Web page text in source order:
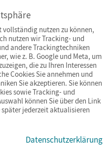
Cookies & Co.
vollständig nutzen zu können,
nutzen wir Tracking- und
andere Trackingtechniken
wie z. B. Google und Meta, um
die zu Ihren Interessen
Cookies Sie annehmen und
Sie akzeptieren. Sie können
sowie Tracking- und
können Sie über den Link
später jederzeit aktualisieren
Datenschutzerklärung